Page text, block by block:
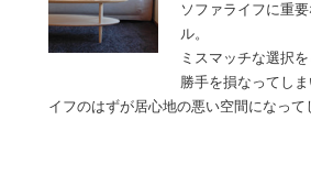
ソファライフに重
ル。
ミスマッチな選択
勝手を損なってし
イフのはずが居心地の悪い空間になっ